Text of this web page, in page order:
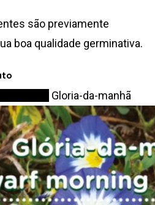
são previamente
boa qualidade germinativa.
Gloria-da-manhã